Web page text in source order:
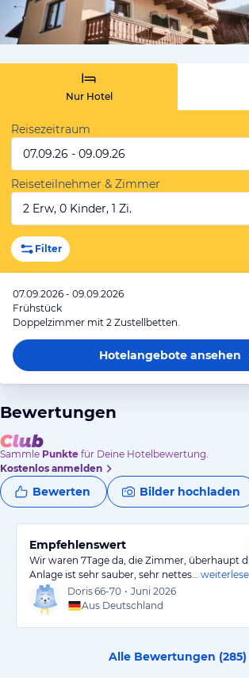
Nur Hotel
Reisezeitraum
07.09.26 - 09.09.26
Reiseteilnehmer & Zimmer
2 Erw, 0 Kinder, 1 Zi.
Filter
07.09.2026 - 09.09.2026
Frühstück
Doppelzimmer mit 2 Zustellbetten.
Hotelangeboteansehen
Bewertungen
Sammle Punkte für Deine Hotelbewertung.
Kostenlos anmelden
Bewerten Bilder hochladen
Empfehlenswert
Wir waren 7Tage da, die Zimmer, überhaupt
Anlage ist sehr sauber, sehr nettes…
Doris66-70 • Juni 2026
Aus Deutschland
Alle Bewertungen (285)